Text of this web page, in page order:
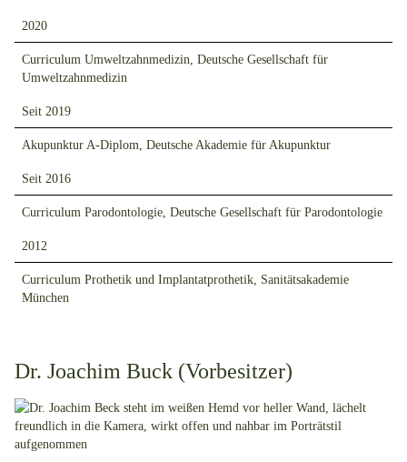
2020
Curriculum Umweltzahnmedizin, Deutsche Gesellschaft für
Umweltzahnmedizin
Seit 2019
Akupunktur A-Diplom, Deutsche Akademie für Akupunktur
Seit 2016
Curriculum Parodontologie, Deutsche Gesellschaft für Parodontologie
2012
Curriculum Prothetik und Implantatprothetik, Sanitätsakademie
München
Dr. Joachim Buck (Vorbesitzer)